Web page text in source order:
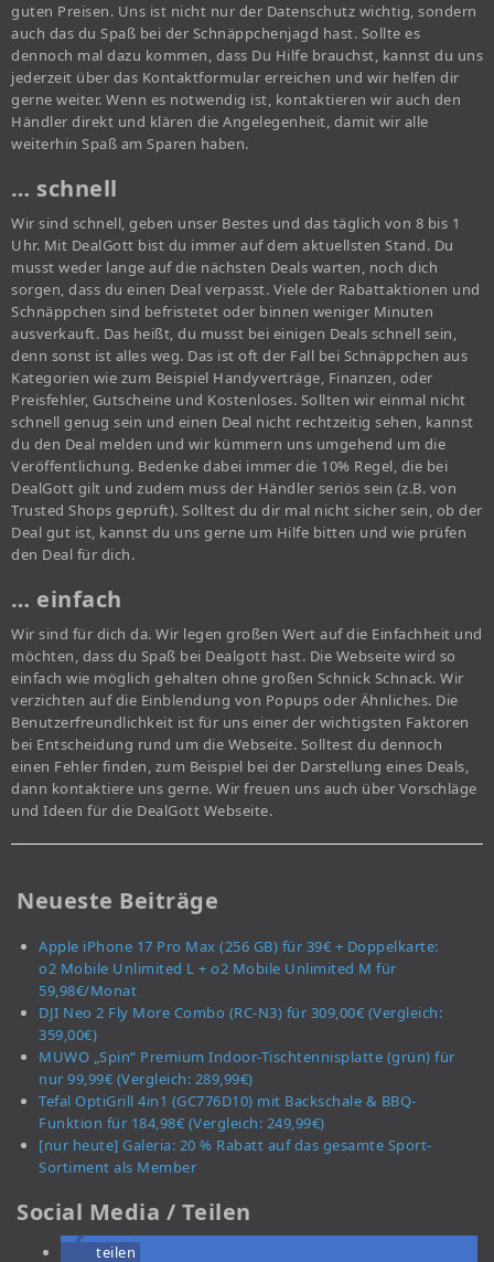
guten Preisen. Uns ist nicht nur der Datenschutz wichtig, sondern
auch das du Spaß bei der Schnäppchenjagd hast. Sollte es
dennoch mal dazu kommen, dass Du Hilfe brauchst, kannst du uns
jederzeit über das Kontaktformular erreichen und wir helfen dir
gerne weiter. Wenn es notwendig ist, kontaktieren wir auch den
Händler direkt und klären die Angelegenheit, damit wir alle
weiterhin Spaß am Sparen haben.
… schnell
Wir sind schnell, geben unser Bestes und das täglich von 8 bis 1
Uhr. Mit DealGott bist du immer auf dem aktuellsten Stand. Du
musst weder lange auf die nächsten Deals warten, noch dich
sorgen, dass du einen Deal verpasst. Viele der Rabattaktionen und
Schnäppchen sind befristetet oder binnen weniger Minuten
ausverkauft. Das heißt, du musst bei einigen Deals schnell sein,
denn sonst ist alles weg. Das ist oft der Fall bei Schnäppchen aus
Kategorien wie zum Beispiel Handyverträge, Finanzen, oder
Preisfehler, Gutscheine und Kostenloses. Sollten wir einmal nicht
schnell genug sein und einen Deal nicht rechtzeitig sehen, kannst
du den Deal melden und wir kümmern uns umgehend um die
Veröffentlichung. Bedenke dabei immer die 10% Regel, die bei
DealGott gilt und zudem muss der Händler seriös sein (z.B. von
Trusted Shops geprüft). Solltest du dir mal nicht sicher sein, ob der
Deal gut ist, kannst du uns gerne um Hilfe bitten und wie prüfen
den Deal für dich.
… einfach
Wir sind für dich da. Wir legen großen Wert auf die Einfachheit und
möchten, dass du Spaß bei Dealgott hast. Die Webseite wird so
einfach wie möglich gehalten ohne großen Schnick Schnack. Wir
verzichten auf die Einblendung von Popups oder Ähnliches. Die
Benutzerfreundlichkeit ist für uns einer der wichtigsten Faktoren
bei Entscheidung rund um die Webseite. Solltest du dennoch
einen Fehler finden, zum Beispiel bei der Darstellung eines Deals,
dann kontaktiere uns gerne. Wir freuen uns auch über Vorschläge
und Ideen für die DealGott Webseite.
Neueste Beiträge
Apple iPhone 17 Pro Max (256 GB) für 39€ + Doppelkarte:
o2 Mobile Unlimited L + o2 Mobile Unlimited M für
59,98€/Monat
DJI Neo 2 Fly More Combo (RC-N3) für 309,00€ (Vergleich:
359,00€)
MUWO „Spin“ Premium Indoor-Tischtennisplatte (grün) für
nur 99,99€ (Vergleich: 289,99€)
Tefal OptiGrill 4in1 (GC776D10) mit Backschale & BBQ-
Funktion für 184,98€ (Vergleich: 249,99€)
[nur heute] Galeria: 20 % Rabatt auf das gesamte Sport-
Sortiment als Member
Social Media / Teilen
teilen